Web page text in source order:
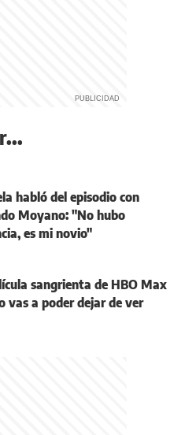
habló del episodio con
Moyano: "No hubo
es mi novio"
sangrienta de HBO Max
vas a poder dejar de ver